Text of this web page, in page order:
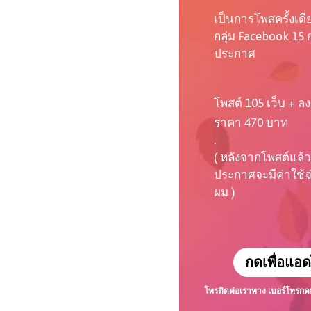
เป็นการโพสครั้งเดี
กลุ่ม Facebook
ประกาศ
โพสต์ 105 เว็บ + ล
ราคา 470 บาท
.
( หลังจากโพสต์แล้
ประกาศจะมีค่าใช้
ผม )
กดเพื่อแอ
โทรติดต่อเราทาง เบอร์โทรกด